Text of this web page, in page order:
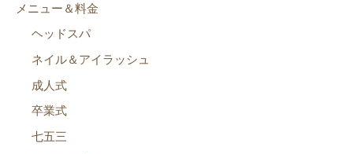
メニュー＆料金
ヘッドスパ
ネイル＆アイラッシュ
成人式
卒業式
七五三